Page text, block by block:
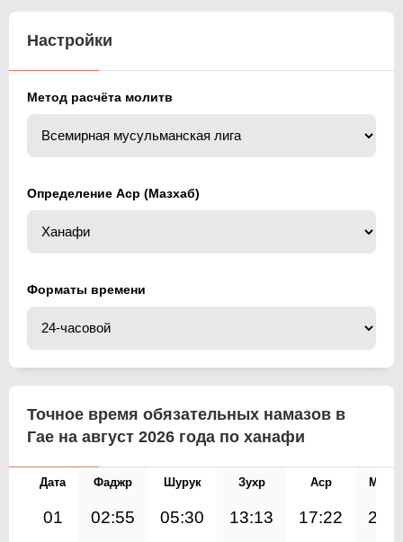
Настройки
Метод расчёта молитв
Определение Аср (Мазхаб)
Форматы времени
Точное время обязательных намазов в
Гае на август 2026 года по ханафи
Дата Фаджр Шурук Зухр Аср
01 02:55 05:30 13:13 17:22